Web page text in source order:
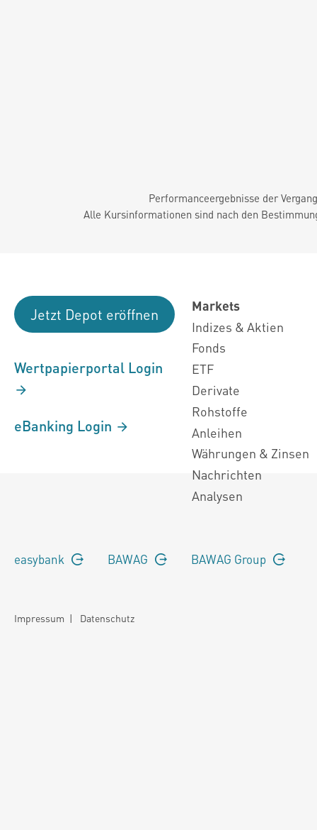
Performanceergebnisse der
Alle Kursinformationen sind nach den
Jetzt Depot eröffnen
Wertpapierportal Login
eBanking Login
Markets
Indizes & Aktien
Fonds
ETF
Derivate
Rohstoffe
Anleihen
Währungen & Zinsen
Nachrichten
Analysen
easybank BAWAG BAWAG Group
Impressum | Datenschutz